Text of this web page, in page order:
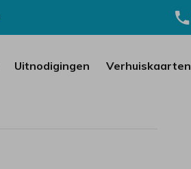
Uitnodigingen Verhuiskaarten